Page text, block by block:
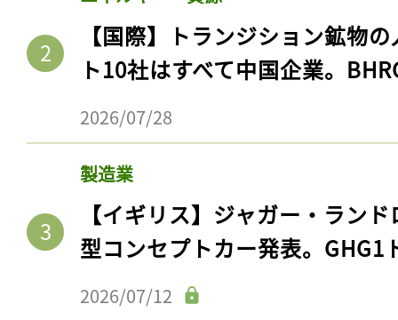
国は基準詳細化で一歩リード
2026/07/13
エネルギー・資源
【国際】トランジション鉱物
2026/07/28
製造業